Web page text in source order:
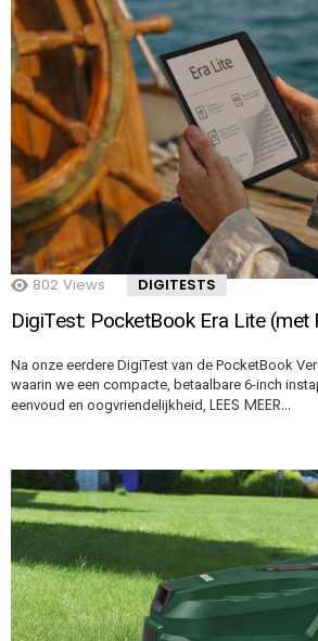
802 Views DIGITESTS
DigiTest: PocketBook Era Lite (met
Na onze eerdere DigiTest van de PocketBook
waarin we een compacte, betaalbare 6-inch
eenvoud en oogvriendelijkheid, LEES MEER…